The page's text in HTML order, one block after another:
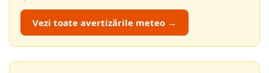
Vezi toate avertizările meteo →